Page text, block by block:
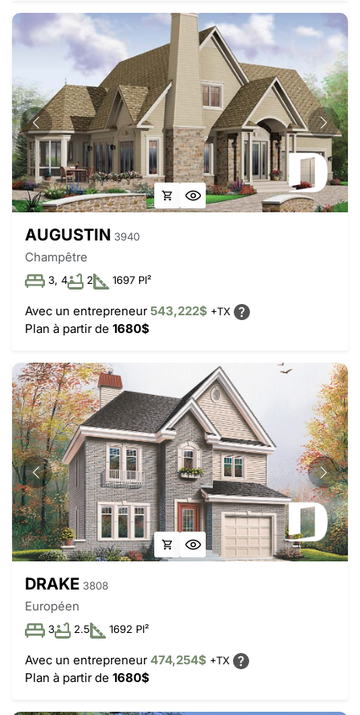
AUGUSTIN 3940
Champêtre
3, 4 2 1697 PI²
Avec un entrepreneur543,222$ +TX
Plan à partir de 1680$
DRAKE 3808
Européen
3 2.5 1692 PI²
Avec un entrepreneur474,254$ +TX
Plan à partir de 1680$